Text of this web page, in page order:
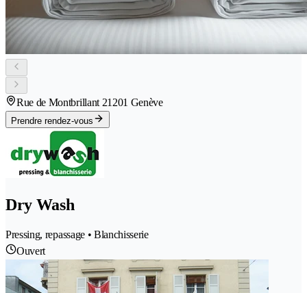
Rue de Montbrillant 21201 Genève
Prendre rendez-vous
Dry Wash
Pressing, repassage • Blanchisserie
Ouvert